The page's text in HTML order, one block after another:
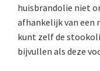
huisbrandolie niet
afhankelijk van een
kunt zelf de
bijvullen als deze